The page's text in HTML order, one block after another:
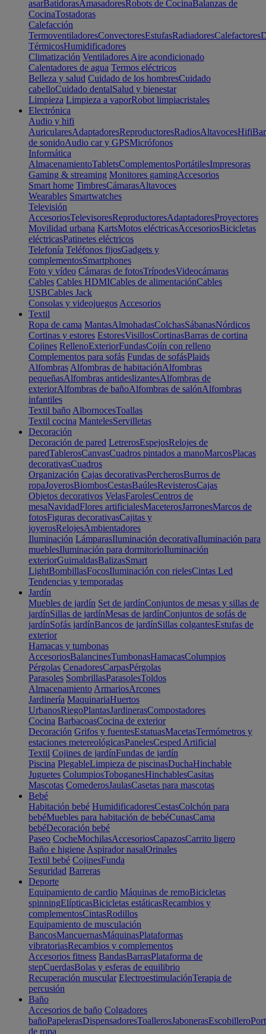
asarBatidorasAmasadoresRobots de CocinaBalanzas de
CocinaTostadoras
Calefacción
TermoventiladoresConvectoresEstufasRadiadoresCalefactores
TérmicosHumidificadores
Climatización Ventiladores Aire acondicionado
Calentadores de agua Termos eléctricos
Belleza y salud Cuidado de los hombresCuidado
cabelloCuidado dentalSalud y bienestar
Limpieza Limpieza a vaporRobot limpiacristales
Electrónica
Audio y hifi
AuricularesAdaptadoresReproductoresRadiosAltavocesHifi
de sonidoAudio car y GPSMicrófonos
Informática
AlmacenamientoTabletsComplementosPortátilesImpresoras
Gaming & streaming Monitores gamingAccesorios
Smart home TimbresCámarasAltavoces
Wearables Smartwatches
Televisión
AccesoriosTelevisoresReproductoresAdaptadoresProyectores
Movilidad urbana KartsMotos eléctricasAccesoriosBicicletas
eléctricasPatinetes eléctricos
Telefonía Teléfonos fijosGadgets y
complementosSmartphones
Foto y vídeo Cámaras de fotosTrípodesVideocámaras
Cables Cables HDMICables de alimentaciónCables
USBCables Jack
Consolas y videojuegos Accesorios
Textil
Ropa de cama MantasAlmohadasColchasSábanasNórdicos
Cortinas y estores EstoresVisillosCortinasBarras de cortina
Cojines RellenoExteriorFundasCojín con relleno
Complementos para sofás Fundas de sofásPlaids
Alfombras Alfombras de habitaciónAlfombras
pequeñasAlfombras antideslizantesAlfombras de
exteriorAlfombras de bañoAlfombras de salónAlfombras
infantiles
Textil baño AlbornocesToallas
Textil cocina MantelesServilletas
Decoración
Decoración de pared LetrerosEspejosRelojes de
paredTablerosCanvasCuadros pintados a manoMarcosPlacas
decorativasCuadros
Organización Cajas decorativasPercherosBurros de
ropaJoyerosBiombosCestasBaúlesRevisterosCajas
Objetos decorativos VelasFarolesCentros de
mesaNavidadFlores artificialesMaceterosJarronesMarcos de
fotosFiguras decorativasCajitas y
joyerosRelojesAmbientadores
Iluminación LámparasIluminación decorativaIluminación para
mueblesIluminación para dormitorioIluminación
exteriorGuirnaldasBalizasSmart
LightBombillasFocosIluminación con rielesCintas Led
Tendencias y temporadas
Jardín
Muebles de jardín Set de jardínConjuntos de mesas y sillas de
jardínSillas de jardínMesas de jardínConjuntos de sofás de
jardínSofás jardínBancos de jardínSillas colgantesEstufas de
exterior
Hamacas y tumbonas
AccesoriosBalancinesTumbonasHamacasColumpios
Pérgolas CenadoresCarpasPérgolas
Parasoles SombrillasParasolesToldos
Almacenamiento ArmariosArcones
Jardinería MaquinariaHuertos
UrbanosRiegoPlantasJardinerasCompostadores
Cocina BarbacoasCocina de exterior
Decoración Grifos y fuentesEstatuasMacetasTermómetros y
estaciones metereológicasPanelesCesped Artificial
Textil Cojines de jardínFundas de jardín
Piscina PlegableLimpieza de piscinasDuchaHinchable
Juguetes ColumpiosToboganesHinchablesCasitas
Mascotas ComederosJaulasCasetas para mascotas
Bebé
Habitación bebé HumidificadoresCestasColchón para
bebéMuebles para habitación de bebéCunasCama
bebéDecoración bebé
Paseo CocheMochilasAccesoriosCapazosCarrito ligero
Baño e higiene Aspirador nasalOrinales
Textil bebé CojinesFunda
Seguridad Barreras
Deporte
Equipamiento de cardio Máquinas de remoBicicletas
spinningElípticasBicicletas estáticasRecambios y
complementosCintasRodillos
Equipamiento de musculación
BancosMancuernasMáquinasPlataformas
vibratoriasRecambios y complementos
Accesorios fitness BandasBarrasPlataforma de
stepCuerdasBolas y esferas de equilibrio
Recuperación muscular ElectroestimulaciónTerapia de
percusión
Baño
Accesorios de baño Colgadores
bañoPapelerasDispensadoresToallerosJabonerasEscobillero
de ropa